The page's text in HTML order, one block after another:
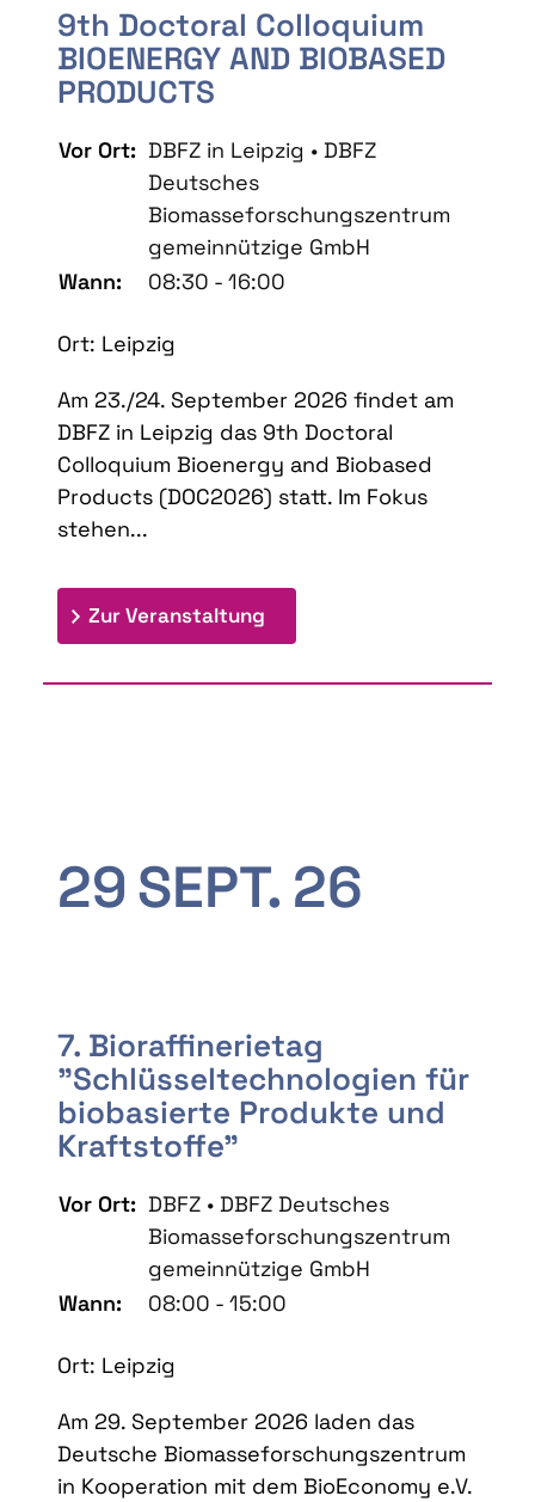
9th Doctoral Colloquium
BIOENERGY AND BIOBASED
PRODUCTS
Vor Ort: DBFZ in Leipzig • DBFZ
Deutsches
Biomasseforschungszentrum
gemeinnützige GmbH
Wann:
08:30 - 16:00
Ort: Leipzig
Am 23./24. September 2026 findet am
DBFZ in Leipzig das 9th Doctoral
Colloquium Bioenergy and Biobased
Products (DOC2026) statt. Im Fokus
stehen...
Zur Veranstaltung
29SEPT. 26
7. Bioraffinerietag
"Schlüsseltechnologien für
biobasierte Produkte und
Kraftstoffe"
Vor Ort: DBFZ • DBFZ Deutsches
Biomasseforschungszentrum
gemeinnützige GmbH
Wann:
08:00 - 15:00
Ort: Leipzig
Am 29. September 2026 laden das
Deutsche Biomasseforschungszentrum
in Kooperation mit dem BioEconomy e.V.